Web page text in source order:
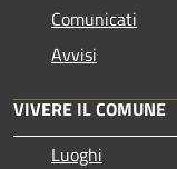
Comunicati
Avvisi
VIVERE IL COMUNE
Luoghi